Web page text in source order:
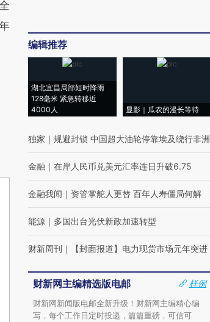
编辑推荐
湖北宜昌局部短时降雨
128毫米 紧急转移近
4000人
显影｜瓜农的漫长等待
独家 ｜ 规避封锁 中国超大油轮停靠埃及绕行非洲
金融 ｜ 在岸人民币兑美元汇率连日升破6.75
金融我闻 ｜ 资管掌舵人更替 百年人寿僵局何解
能源 ｜ 多国出台光伏新政加速转型
财新周刊 ｜ 【封面报道】电力现货市场元年突进
财新网主编精选版电邮
样例
财新网新闻版电邮全新升级！财新网主编精心编
写，每个工作日定时投递，篇篇重磅，可信可